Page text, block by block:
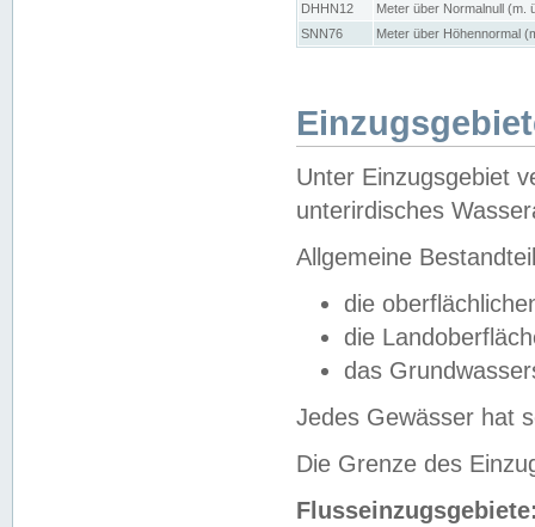
DHHN12
Meter über Normalnull (m.
SNN76
Meter über Höhennormal
Unter Einzugsgebiet
unterirdisches
Allgemeine
die
die
das
Jedes Gewässer hat
Die Grenze des